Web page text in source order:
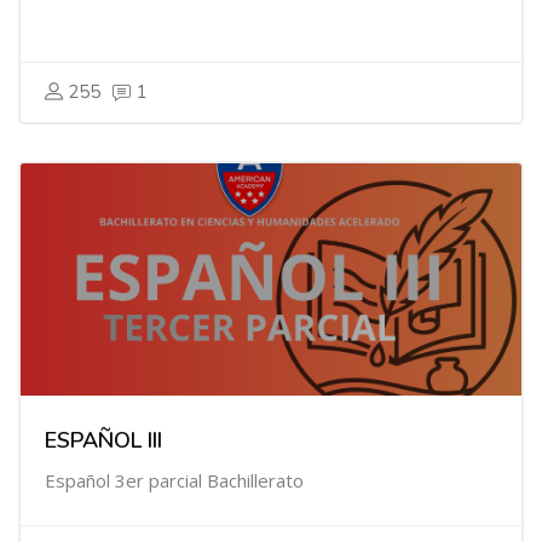
255 1
ESPAÑOL III
Español 3er parcial Bachillerato